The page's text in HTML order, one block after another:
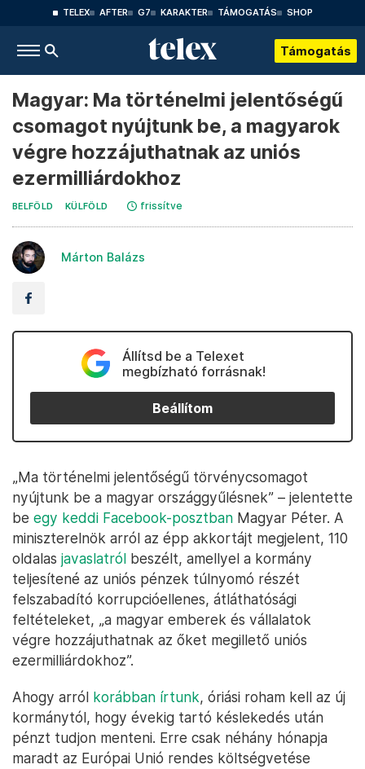
TELEX AFTER G7 KARAKTER TÁMOGATÁS SHOP
Támogatás
Magyar: Ma történelmi jelentőségű
csomagot nyújtunk be, a magyarok
végre hozzájuthatnak az uniós
ezermilliárdokhoz
BELFÖLD KÜLFÖLD frissítve
Márton Balázs
Állítsd be a Telexet
megbízható forrásnak!
Beállítom
„Ma történelmi jelentőségű törvénycsomagot
nyújtunk be a magyar országgyűlésnek” – jelentette
be egy keddi Facebook-posztban Magyar Péter. A
miniszterelnök arról az épp akkortájt megjelent, 110
oldalas javaslatról beszélt, amellyel a kormány
teljesítené az uniós pénzek túlnyomó részét
felszabadító korrupcióellenes, átláthatósági
feltételeket, „a magyar emberek és vállalatok
végre hozzájuthatnak az őket megillető uniós
ezermilliárdokhoz”.
Ahogy arról korábban írtunk, óriási roham kell az új
kormánytól, hogy évekig tartó késlekedés után
pénzt tudjon menteni. Erre csak néhány hónapja
maradt az Európai Unió rendes költségvetése